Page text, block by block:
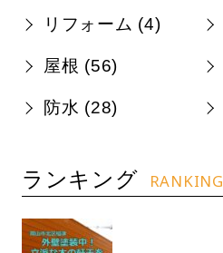
リフォーム (4)
屋根 (56)
防水 (28)
ランキング RANKING